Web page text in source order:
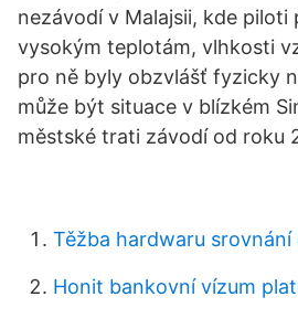
nezávodí v Malajsii, kde piloti
vysokým teplotám, vlhkosti
pro ně byly obzvlášť fyzicky
může být situace v blízkém
městské trati závodí od roku
Těžba hardwaru srovnání
Honit bankovní vízum